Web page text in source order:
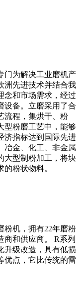
门为解决工业磨机产
洲先进技术并结合我
念和市场需求，经过
设备。立磨采用了合
流程，集烘干、粉
型粉磨工艺中，能够
济指标达到国际先进
冶金、化工、非金属
大型制粉加工，将块
粉状物料。
粉机，拥有22年磨粉
和供应商。 R系列
升级改造，具有低损
优点，它比传统的雷